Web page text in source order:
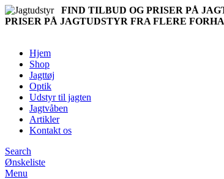
FIND TILBUD OG PRISER PÅ
PRISER PÅ JAGTUDSTYR FRA FLERE
Hjem
Shop
Jagttøj
Optik
Udstyr til jagten
Jagtvåben
Artikler
Kontakt os
Search
Ønskeliste
Menu